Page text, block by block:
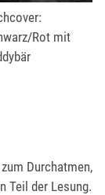
Rot mit
Durchatmen,
Teil der Lesung.